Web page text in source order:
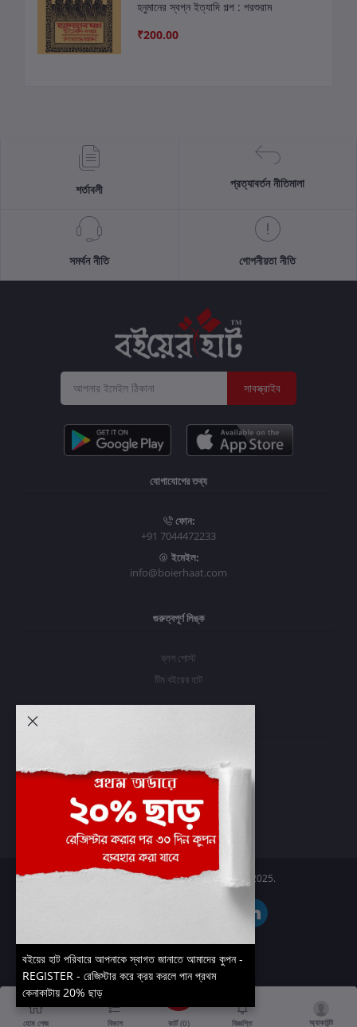
হনুমানের স্বপ্ন ইত্যাদি গল্প : পরশুরাম
₹200.00
শর্তাবলী প্রত্যাবর্তন নীতিমালা
সমর্থন নীতি গোপনীয়তা নীতি
সাবস্ক্রাইব
যোগাযোগের তথ্য
ফোন:
+91 7044472233
ইমেইল:
info@boierhaat.com
গুরুত্বপূর্ণ লিঙ্ক
ব্লগ পোস্ট
টিম বইয়ের হাট
প্রবেশ করুন
অর্ডার ইতিহাস
আমার ইচ্ছাগুলি
অর্ডার ট্র্যাকিং
Boier Haat™ | © All rights reserved 2025.
হোম পেজ বিভাগ কার্ট (0) বিজ্ঞপ্তি অ্যাকাউন্ট
বইয়ের হাট পরিবারে আপনাকে স্বাগত জানাতে আমাদের কুপন -
REGISTER - রেজিস্টার করে ক্রয় করলে পান প্রথম
কেনাকাটায় 20% ছাড়